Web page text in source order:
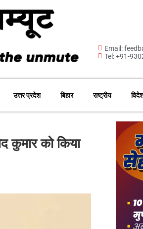
Email:
Tel: +91-
उत्तर प्रदेश बिहार राष्ट्रीय
कुमार को किया